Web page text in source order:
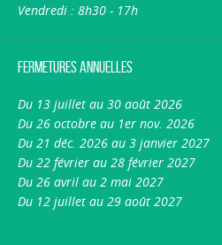
Vendredi : 8h30 - 17h
Fermetures annuelles
Du 13 juillet au 30 août 2026
Du 26 octobre au 1er nov. 2026
Du 21 déc. 2026 au 3 janvier 2027
Du 22 février au 28 février 2027
Du 26 avril au 2 mai 2027
Du 12 juillet au 29 août 2027